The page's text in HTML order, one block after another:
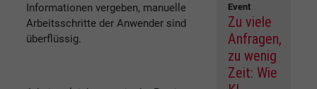
Informationen vergeben, manuelle
Arbeitsschritte der Anwender sind
überflüssig.
Event
Zu viele
Anfragen,
zu wenig
Zeit: Wie